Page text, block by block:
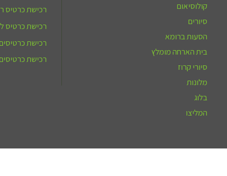
רכישת כרטיס
רכישת כרטיס
רכישת
רכישת
קולוסיאום
סיורים
הסעות ברומא
בית הארחה מומלץ
סיורי קרוז
מלונות
בלוג
המליצו